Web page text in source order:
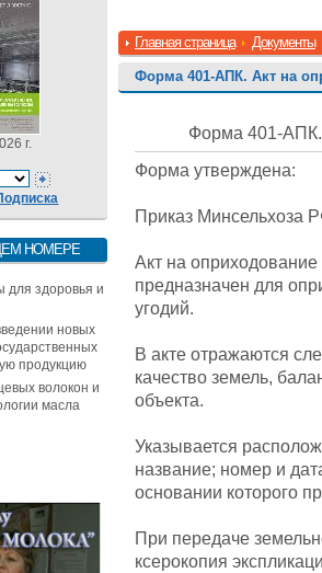
г.
НОМЕРЕ
для здоровья и
новых
продукцию
волокон и
масла
Главная страница Документы
Форма 401-АПК. Акт на
Форма 401-АПК.
Форма утверждена:
Приказ Минсельхоза
Акт на
предназначен для
угодий.
В акте отражаются
качество земель,
объекта.
Указывается
название; номер и
основании которого
При передаче
ксерокопия